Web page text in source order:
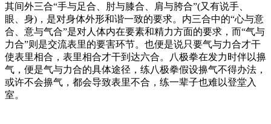
其间外三合“手与足合、肘与膝合、肩与胯合”(又有说手、
眼、身)，是对身体外形和谐一致的要求。内三合中的“心与意
合、意与气合”是对人体内在要素和精力方面的要求，而“气与
力合”则是交流表里的要害环节。也便是说只要气与力合才干
使表里相合，表里相合才干到达六合。八极拳在发力时伴以擤
气，便是气与力合的具体途径，练八极拳假设擤气不得办法，
或许不会擤气，都会导致表里不合，练一辈子也难以登堂入
室。